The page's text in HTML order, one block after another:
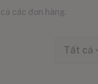
các đơn hàng.
Tất cả